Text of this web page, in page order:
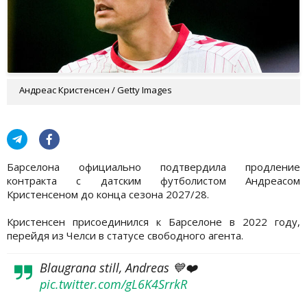
Андреас Кристенсен / Getty Images
Барселона официально подтвердила продление
контракта с датским футболистом Андреасом
Кристенсеном до конца сезона 2027/28.
Кристенсен присоединился к Барселоне в 2022 году,
перейдя из Челси в статусе свободного агента.
Blaugrana still, Andreas 💙❤️
pic.twitter.com/gL6K4SrrkR